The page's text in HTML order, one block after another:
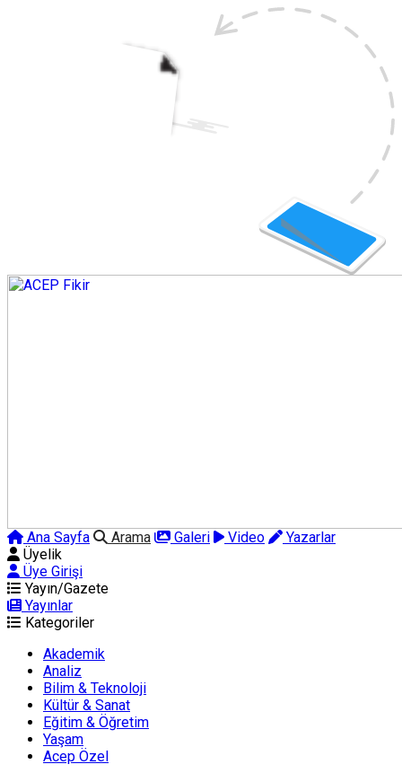
Ana Sayfa Arama Galeri Video
Yazarlar
Üyelik
Üye Girişi
Yayın/Gazete
Yayınlar
Kategoriler
Akademik
Analiz
Bilim & Teknoloji
Kültür & Sanat
Eğitim & Öğretim
Yaşam
Acep Özel